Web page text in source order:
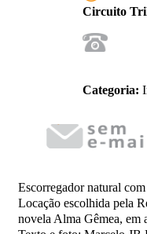
Circuito
Categoria:
Escorregador natural
Locação escolhida pela
novela Alma Gêmea, em